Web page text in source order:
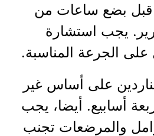
قبل بضع ساعات من
يجب استشارة
الجرعة المناسبة.
على أساس غير
أسابيع. أيضا، يجب
والمرضعات تجنب